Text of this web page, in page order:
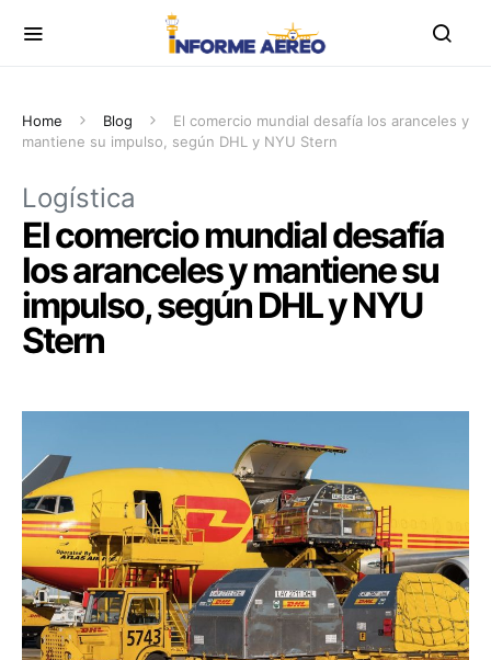
Home Blog
El comercio mundial desafía los aranceles y
mantiene su impulso, según DHL y NYU Stern
Logística
El comercio mundial desafía
los aranceles y mantiene su
impulso, según DHL y NYU
Stern